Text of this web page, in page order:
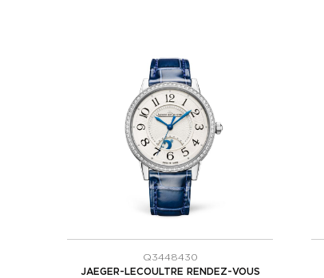
Q3448430
JAEGER-LECOULTRE RENDEZ-VOUS